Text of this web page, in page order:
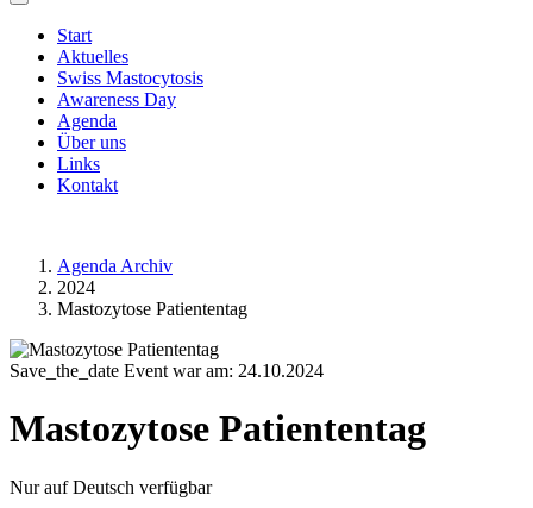
Start
Aktuelles
Swiss Mastocytosis
Awareness Day
Agenda
Über uns
Links
Kontakt
Agenda Archiv
2024
Mastozytose Patiententag
Save_the_date Event war am: 24.10.2024
Mastozytose Patiententag
Nur auf Deutsch verfügbar